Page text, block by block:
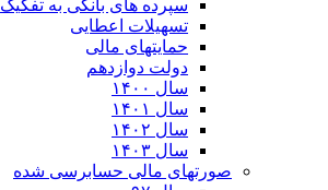
سپرده های بانکی به تفکیک
تسهیلات اعطایی
حمایتهای مالی
دولت دوازدهم
سال ۱۴۰۰
سال ۱۴۰۱
سال ۱۴۰۲
سال ۱۴۰۳
صورتهای مالی حسابرسی شده